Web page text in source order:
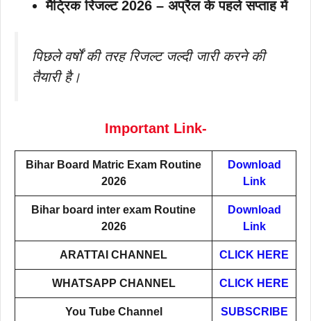
मैट्रिक रिजल्ट 2026 – अप्रैल के पहले सप्ताह में
पिछले वर्षों की तरह रिजल्ट जल्दी जारी करने की
तैयारी है।
Important Link-
Bihar Board Matric Exam Routine
2026
Download
Link
Bihar board inter exam Routine
2026
Download
Link
ARATTAI CHANNEL CLICK HERE
WHATSAPP CHANNEL CLICK HERE
You Tube Channel SUBSCRIBE